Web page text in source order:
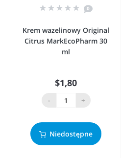
0
Krem wazelinowy Original
Citrus MarkEcoPharm 30
ml
$1,80
- +
Niedostępne